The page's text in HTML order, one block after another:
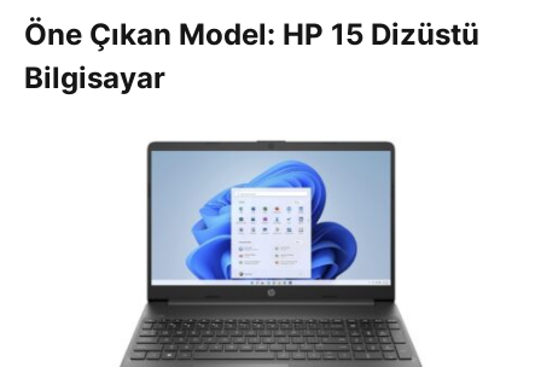
Öne Çıkan Model: HP 15 Dizüstü
Bilgisayar